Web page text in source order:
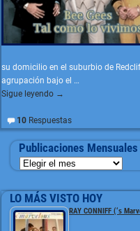
su domicilio en el suburbio de
agrupación bajo el …
Sigue leyendo →
10Respuestas
Publicaciones Mensuales
LO MÁS VISTO HOY
RAY CONNIFF (‘s